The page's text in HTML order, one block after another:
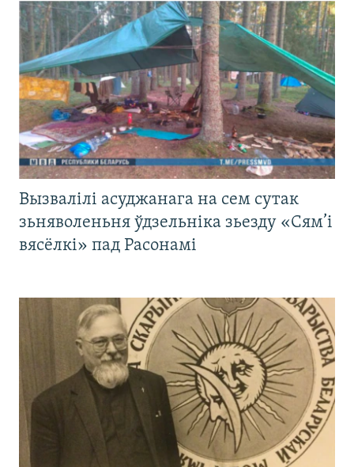
Вызвалілі асуджанага на сем сутак
зьняволеньня ўдзельніка зьезду «Сям’і
вясёлкі» пад Расонамі